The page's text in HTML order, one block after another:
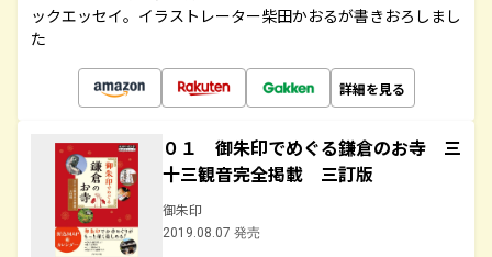
ックエッセイ。イラストレーター柴田かおるが書きおろしまし
た
詳細を見る
０１ 御朱印でめぐる鎌倉のお寺 三
十三観音完全掲載 三訂版
御朱印
2019.08.07 発売